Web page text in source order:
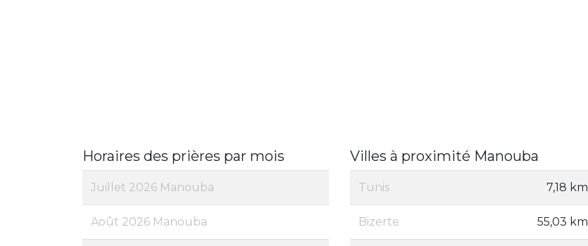
Horaires des prières par mois
Juillet 2026 Manouba
Août 2026 Manouba
Villes à proximité Manouba
Tunis 7,18 km
Bizerte 55,03 km